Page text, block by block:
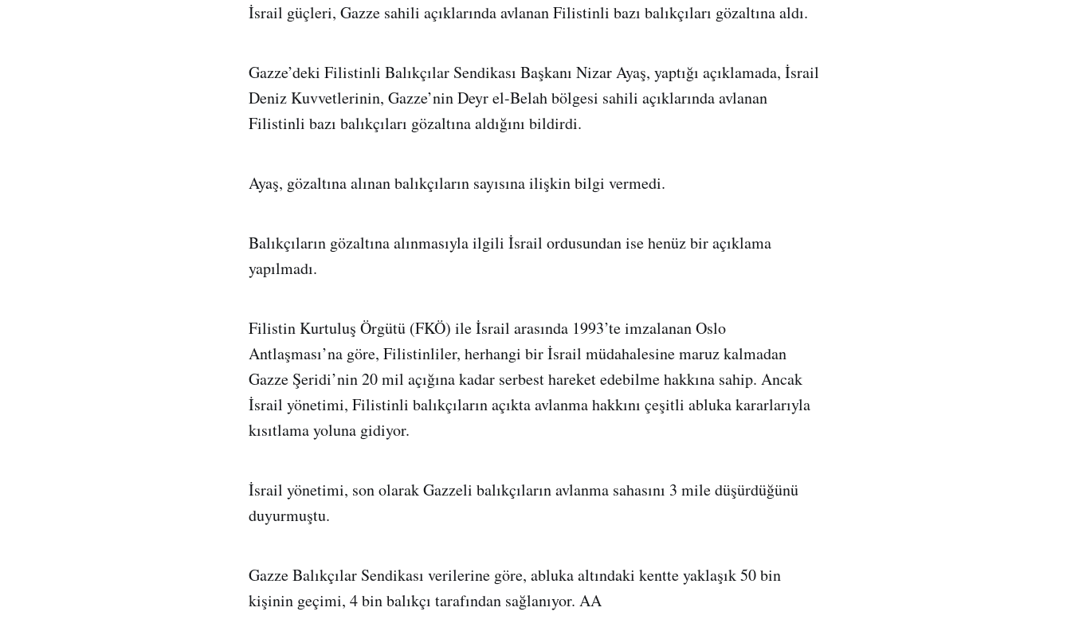
İsrail güçleri, Gazze sahili açıklarında avlanan Filistinli bazı balıkçıları gözaltına aldı.
Gazze’deki Filistinli Balıkçılar Sendikası Başkanı Nizar Ayaş, yaptığı açıklamada, İsrail
Deniz Kuvvetlerinin, Gazze’nin Deyr el-Belah bölgesi sahili açıklarında avlanan
Filistinli bazı balıkçıları gözaltına aldığını bildirdi.
Ayaş, gözaltına alınan balıkçıların sayısına ilişkin bilgi vermedi.
Balıkçıların gözaltına alınmasıyla ilgili İsrail ordusundan ise henüz bir açıklama
yapılmadı.
Filistin Kurtuluş Örgütü (FKÖ) ile İsrail arasında 1993’te imzalanan Oslo
Antlaşması’na göre, Filistinliler, herhangi bir İsrail müdahalesine maruz kalmadan
Gazze Şeridi’nin 20 mil açığına kadar serbest hareket edebilme hakkına sahip. Ancak
İsrail yönetimi, Filistinli balıkçıların açıkta avlanma hakkını çeşitli abluka kararlarıyla
kısıtlama yoluna gidiyor.
İsrail yönetimi, son olarak Gazzeli balıkçıların avlanma sahasını 3 mile düşürdüğünü
duyurmuştu.
Gazze Balıkçılar Sendikası verilerine göre, abluka altındaki kentte yaklaşık 50 bin
kişinin geçimi, 4 bin balıkçı tarafından sağlanıyor. AA